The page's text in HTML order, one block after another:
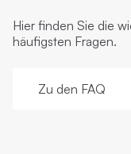
Hier finden Sie die
häufigsten Fragen.
Zu den FAQ